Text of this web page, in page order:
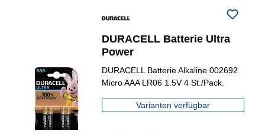
DURACELL Batterie Ultra
Power
DURACELL Batterie Alkaline 002692
Micro AAA LR06 1.5V 4 St./Pack.
Varianten verfügbar